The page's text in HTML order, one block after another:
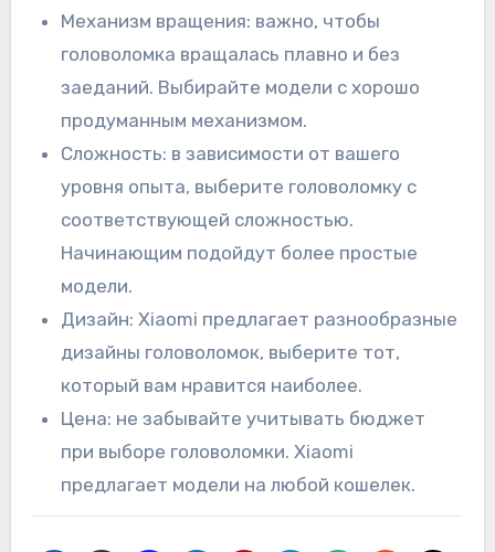
Механизм вращения: важно, чтобы
головоломка вращалась плавно и без
заеданий. Выбирайте модели с хорошо
продуманным механизмом.
Сложность: в зависимости от вашего
уровня опыта, выберите головоломку с
соответствующей сложностью.
Начинающим подойдут более простые
модели.
Дизайн: Xiaomi предлагает разнообразные
дизайны головоломок, выберите тот,
который вам нравится наиболее.
Цена: не забывайте учитывать бюджет
при выборе головоломки. Xiaomi
предлагает модели на любой кошелек.